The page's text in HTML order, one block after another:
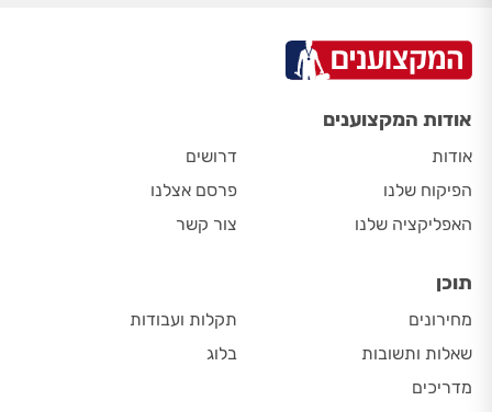
אודות המקצוענים
אודות
הפיקוח שלנו
האפליקציה שלנו
דרושים
פרסם אצלנו
צור קשר
תוכן
מחירונים
שאלות ותשובות
מדריכים
תקלות ועבודות
בלוג